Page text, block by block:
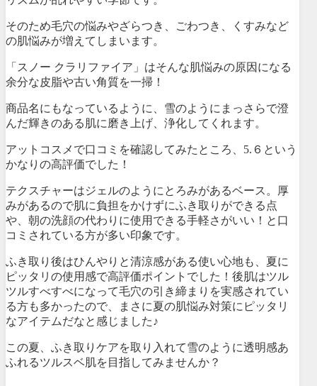
そのため毛穴の悩みやざらつき、ごわつき、くすみなど
の肌悩みが増えてしまいます。
「スノー クラリファイア」はそんな肌悩みの原因になる
余分な皮脂や古い角質を一掃！
商品名にもなっているように、雪のようにまっさらで澄
んだ輝きのある肌に磨き上げ、浄化してくれます。
アットコスメで口コミを確認してみたところ、5.６という
かなりの高評価でした！
テクスチャーはジェルのようにとろみがあるベース。厚
みがあるので肌に負担をかけずにふき取りができる点
や、朝の洗顔の代わりに使用できる手軽さがいい！と口
コミされている方が多い印象です。
ふき取り後はひんやりと清涼感がある使い心地も、夏に
ピッタリの使用感で高評価ポイントでした！後肌はツル
ツルすべすべになって毛穴の引き締まりを実感されてい
る方も多かったので、まさに夏の肌悩み対策にピッタリ
なアイテムだなと感じました♪
この夏、ふき取りケアを取り入れて雪のように透明感あ
ふれるツルスベ肌を目指してみませんか？